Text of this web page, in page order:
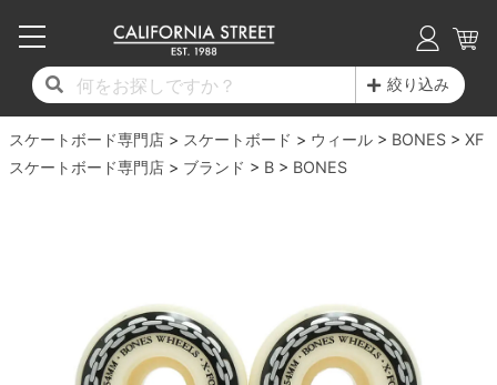
絞り込み
スケートボード専門店 スケートボード ウィール BONES
XF
スケートボード専門店
ブランド B BONES
17時までのご注文は当日発送！
11,000円以上で送料無料！
毎月1日はポイント5倍！10日と20日は3倍！
17時までのご注文は当日発送！
11,000円以上で送料無料！
毎月1日はポイント5倍！10日と20日は3倍！
サイズからデッキを選ぶ
子供用デッキ
7.0inch以下
7.6inch
トラック
17時までのご注文は当日発送！
11,000円以上で送料無料！
毎月1日はポイント5倍！10日と20日は3倍！
適合デッキサイズから選ぶ
7.0inch以下
7.2inch
7.7inchウィール
17時までのご注文は当日発送！
11,000円以上で送料無料！
毎月1日はポイント5倍！10日と20日は3倍！
ウィールをサイズから選ぶ
50mm
51mm
スピットファイヤー F4（フォーミュラフォ
17時までのご注文は当日発送！
11,000円以上で送料無料！
毎月1日はポイント5倍！10日と20日は3倍！
シューズをサイズから選ぶ
20cm
21cm
23.5cm
サンダル
17時までのご注文は当日発送！
11,000円以上で送料無料！
毎月1日はポイント5倍！10日と20日は3倍！
ジャケット
パーカー
17時までのご注文は当日発送！
11,000円以上で送料無料！
毎月1日はポイント5倍！10日と20日は3倍！
17時までのご注文は当日発送！
11,000円以上で送料無料！
毎月1日はポイント5倍！10日と20日は3倍！
スタッフおすすめアイテム
17時までのご注文は当日発送！
11,000円以上で送料無料！
毎月1日はポイント5倍！10日と20日は3倍！
スタッフ紹介
カリフォルニアストリートの歴史